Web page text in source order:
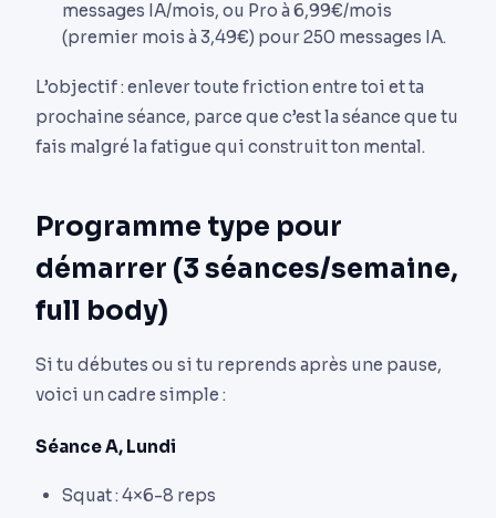
messages IA/mois, ou Pro à 6,99€/mois
(premier mois à 3,49€) pour 250 messages IA.
L’objectif : enlever toute friction entre toi et ta
prochaine séance, parce que c’est la séance que tu
fais malgré la fatigue qui construit ton mental.
Programme type pour
démarrer (3 séances/semaine,
full body)
Si tu débutes ou si tu reprends après une pause,
voici un cadre simple :
Séance A, Lundi
Squat : 4×6-8 reps